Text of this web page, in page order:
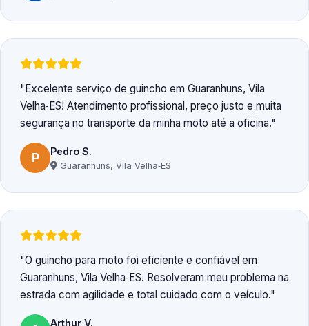
Excelente serviço de guincho em Guaranhuns, Vila
Velha‑ES! Atendimento profissional, preço justo e muita
segurança no transporte da minha moto até a oficina.
P Pedro S.
Guaranhuns, Vila Velha‑ES
O guincho para moto foi eficiente e confiável em
Guaranhuns, Vila Velha‑ES. Resolveram meu problema na
estrada com agilidade e total cuidado com o veículo.
Arthur V.